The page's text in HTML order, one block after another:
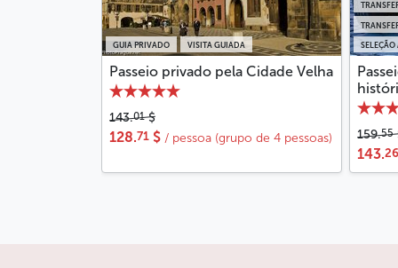
GUIA PRIVADO VISITA GUIADA
Passeio privado pela Cidade Velha
143.01$
128.71 $ / pessoa (grupo de 4 pessoas) 159.55
143.26